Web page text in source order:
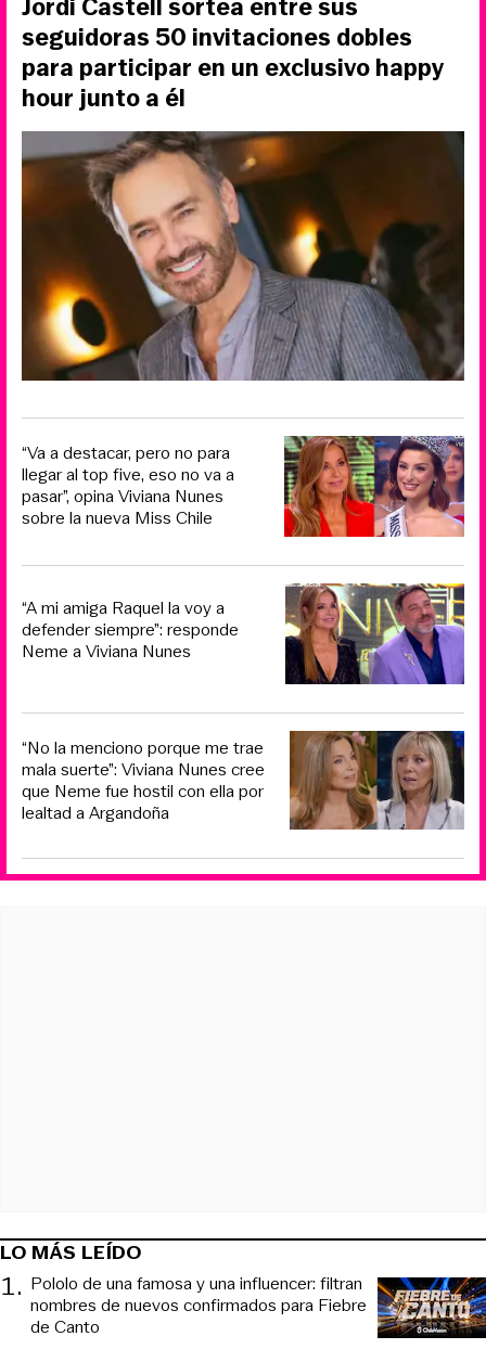
Jordi Castell sortea entre sus
seguidoras 50 invitaciones dobles
para participar en un exclusivo happy
hour junto a él
“Va a destacar, pero no para
llegar al top five, eso no va a
pasar”, opina Viviana Nunes
sobre la nueva Miss Chile
“A mi amiga Raquel la voy a
defender siempre”: responde
Neme a Viviana Nunes
“No la menciono porque me trae
mala suerte”: Viviana Nunes cree
que Neme fue hostil con ella por
lealtad a Argandoña
LO MÁS LEÍDO
1. Pololo de una famosa y una influencer: filtran
nombres de nuevos confirmados para Fiebre
de Canto